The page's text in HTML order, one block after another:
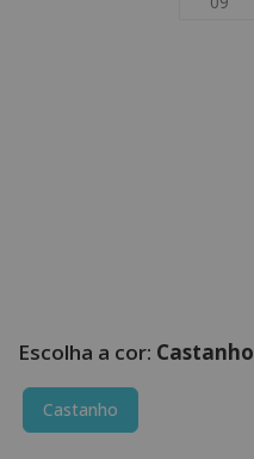
Castanho
Castanho